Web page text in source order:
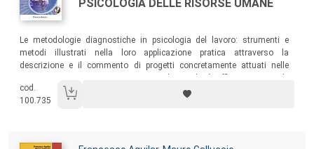
PSICOLOGIA DELLE RISORSE UMANE
Sommario:
Le metodologie diagnostiche in psicologia del lavoro: strumenti e
metodi illustrati nella loro applicazione pratica attraverso la
descrizione e il commento di progetti concretamente attuati nelle
direzioni aziendali che per i consulenti.
cod.
100.735